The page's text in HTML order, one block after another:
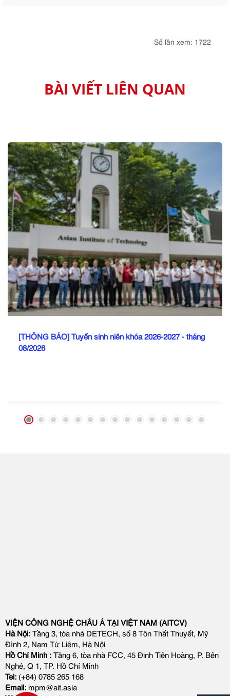
Số lần xem: 1722
BÀI VIẾT LIÊN QUAN
[THÔNG BÁO] Tuyển sinh niên khóa 2026-2027 - tháng
08/2026
VIỆN CÔNG NGHỆ CHÂU Á TẠI VIỆT NAM (AITCV)
Hà Nội: Tầng 3, tòa nhà DETECH, số 8 Tôn Thất Thuyết, Mỹ
Đình 2, Nam Từ Liêm, Hà Nội
Hồ Chí Minh : Tầng 6, tòa nhà FCC, 45 Đinh Tiên Hoàng, P. Bên
Nghé, Q 1, TP. Hồ Chí Minh
Tel: (+84) 0785 265 168
Email: mpm@ait.asia